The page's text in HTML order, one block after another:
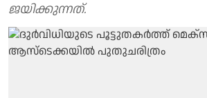
ജയിക്കുന്നത്.